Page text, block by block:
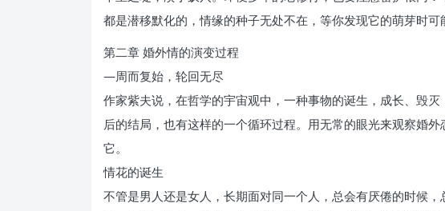
都是潜移默化的，情缘的种子无处不在，等你发现它的萌芽时可
第二章 婚外情的演变过程
—周而复始，轮回无尽
作家紫夫说，在哲学的宇宙观中，一种事物的诞生，成长、毁
后的结局，也有这样的一个循环过程。用无常的眼光来观察婚
它。
情花的诞生
不管是男人还是女人，长期面对同一个人，总会有厌倦的时候